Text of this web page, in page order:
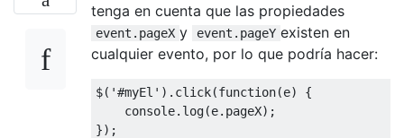
tenga en cuenta que las propiedades
event.pageX y event.pageY existen en
cualquier evento, por lo que podría hacer:
$( '#myEl' ). click(function(e)
{
    console
. log(e. pageX);
});